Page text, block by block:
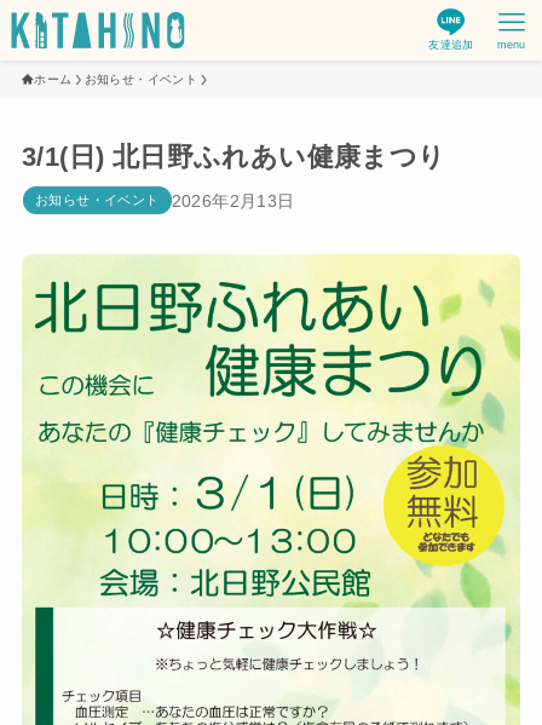
友達追加 menu
ホーム お知らせ・イベント
3/1(日) 北日野ふれあい健康まつり
お知らせ・イベント 2026年2月13日